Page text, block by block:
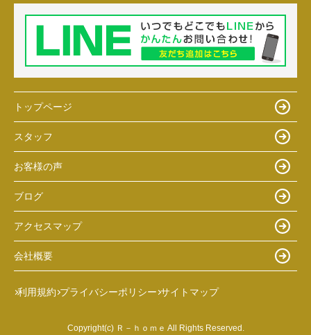
トップページ
スタッフ
お客様の声
ブログ
アクセスマップ
会社概要
利用規約 プライバシーポリシー サイトマップ
Copyright(c) Ｒ－ｈｏｍｅ All Rights Reserved.